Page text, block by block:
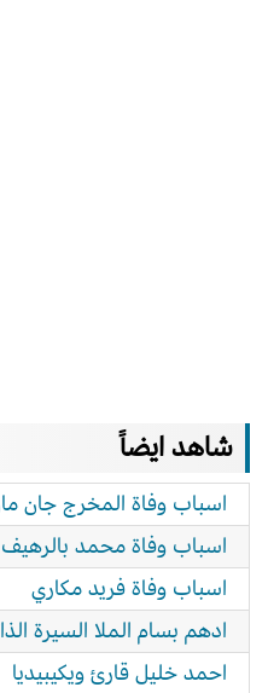
شاهد ايضاً
اسباب وفاة المخرج جان
اسباب وفاة محمد بالرهيف
اسباب وفاة فريد مكاري
ادهم بسام الملا السيرة
احمد خليل قارئ ويكيبيديا